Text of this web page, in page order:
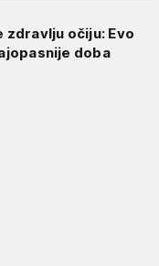
očiju: Evo
doba